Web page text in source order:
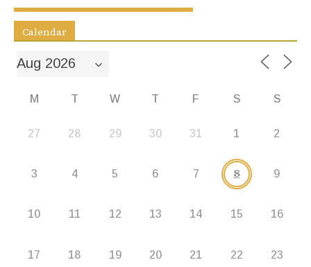
k
er
Calendar
M T W T F S S
27 28 29 30 31 1 2
3 4 5 6 7 8 9
10 11 12 13 14 15 16
17 18 19 20 21 22 23